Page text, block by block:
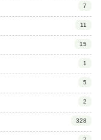
7
11
15
1
5
2
328